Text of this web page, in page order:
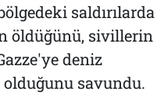
saldırılarda
öldüğünü, sivillerin
deniz
savundu.